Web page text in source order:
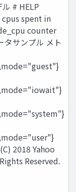
# HELP
spent in
counter
タサンプル メト
2018 Yahoo
Reserved.